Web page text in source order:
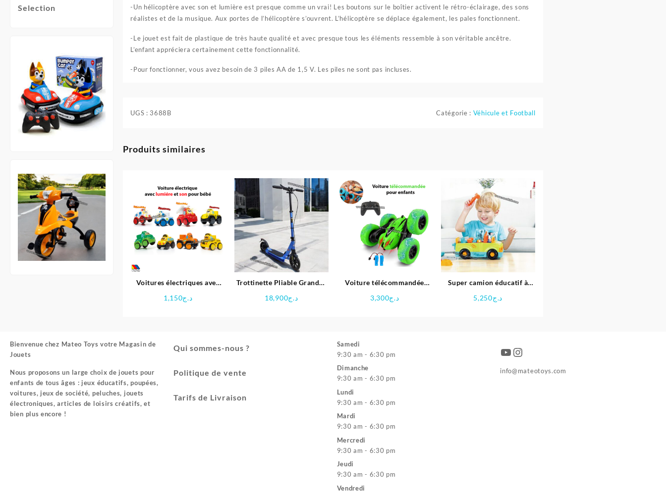
Selection
-Un hélicoptère avec son et lumière est presque comme un vrai! Les boutons sur le boîtier activent le rétro-éclairage, des sons
réalistes et de la musique. Aux portes de l’hélicoptère s’ouvrent. L’hélicoptère se déplace également, les pales fonctionnent.
-Le jouet est fait de plastique de très haute qualité et avec presque tous les éléments ressemble à son véritable ancêtre.
L’enfant appréciera certainement cette fonctionnalité.
-Pour fonctionner, vous avez besoin de 3 piles AA de 1,5 V. Les piles ne sont pas incluses.
UGS : 3688B Catégorie : Véhicule et Football
Produits similaires
Voitures électriques avec
Molto
د.ج1,150
Trottinette Pliable Grandes
د.ج18,900
Voiture télécommandée
د.ج3,300
Super camion éducatif à
د.ج5,250
Bienvenue chez Mateo Toys votre Magasin de
Jouets
Nous proposons un large choix de jouets pour
enfants de tous âges : jeux éducatifs, poupées,
voitures, jeux de société, peluches, jouets
électroniques, articles de loisirs créatifs, et
bien plus encore !
Qui sommes-nous ?
Politique de vente
Tarifs de Livraison
Samedi
9:30 am - 6:30 pm
Dimanche
9:30 am - 6:30 pm
Lundi
9:30 am - 6:30 pm
Mardi
9:30 am - 6:30 pm
Mercredi
9:30 am - 6:30 pm
Jeudi
9:30 am - 6:30 pm
Vendredi
YouTube
Instagram
info@mateotoys.com